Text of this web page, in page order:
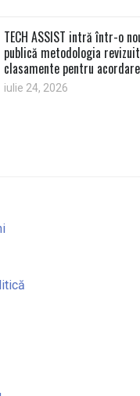
TECH ASSIST intră într-o
publică metodologia
clasamente pentru
iulie 24, 2026